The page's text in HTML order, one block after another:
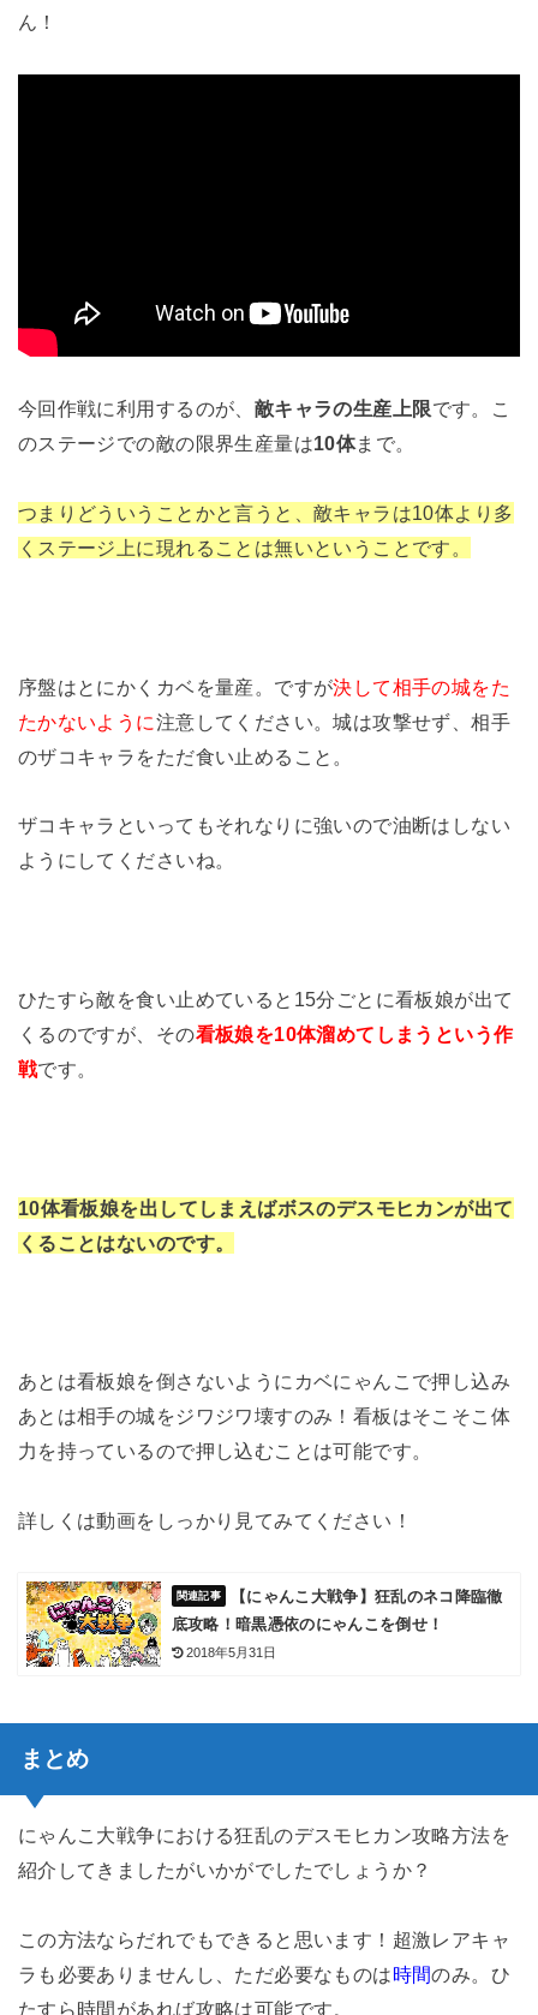
ん！
今回作戦に利用するのが、 敵キャラの生産上限です。こ
のステージでの敵の限界生産量は10体まで。
つまりどういうことかと言うと、敵キャラは10体より多
くステージ上に現れることは無いということです。
序盤はとにかくカベを量産。ですが決して相手の城をた
たかないように注意してください。城は攻撃せず、相手
のザコキャラをただ食い止めること。
ザコキャラといってもそれなりに強いので油断はしない
ようにしてくださいね。
ひたすら敵を食い止めていると15分ごとに看板娘が出て
くるのですが、その看板娘を10体溜めてしまうという作
戦です。
10体看板娘を出してしまえばボスのデスモヒカンが出て
くることはないのです。
あとは看板娘を倒さないようにカベにゃんこで押し込み
あとは相手の城をジワジワ壊すのみ！看板はそこそこ体
力を持っているので押し込むことは可能です。
詳しくは動画をしっかり見てみてください！
【にゃんこ大戦争】狂乱のネコ降臨徹
底攻略！暗黒憑依のにゃんこを倒せ！
2018年5月31日
まとめ
にゃんこ大戦争における狂乱のデスモヒカン攻略方法を
紹介してきましたがいかがでしたでしょうか？
この方法ならだれでもできると思います！超激レアキャ
ラも必要ありませんし、ただ必要なものは時間のみ。ひ
たすら時間があれば攻略は可能です。